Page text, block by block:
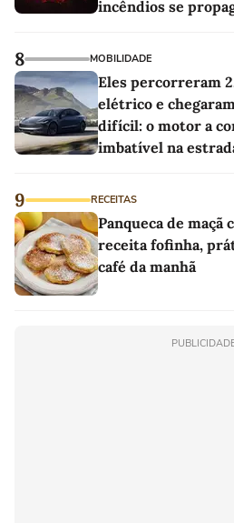
incêndios se
8 MOBILIDADE
Eles percorreram
elétrico e
difícil: o motor a
imbatível na
9 RECEITAS
Panqueca de maçã
receita fofinha,
café da manhã